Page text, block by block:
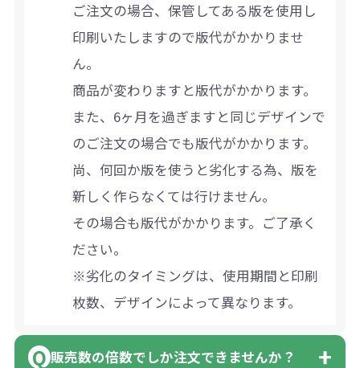
ご注文の場合、保管してある版を使用し
印刷いたしますので版代がかかりませ
ん。
商品が変わりますと版代がかかります。
また、6ヶ月を過ぎますと同じデザインで
のご注文の場合でも版代がかかります。
尚、何回か版を使うと劣化する為、版を
新しく作らなくては行けません。
その場合も版代がかかります。ご了承く
ださい。
※劣化のタイミングは、使用期間と印刷
枚数、デザインによって異なります。
販売数の倍数でしか注文できませんか？